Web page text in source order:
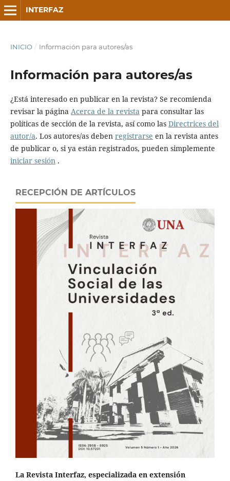
INTERFAZ
INICIO / Información para autores/as
Información para autores/as
¿Está interesado en publicar en la revista? Se recomienda
revisar la página Acerca de la revistapara consultar las
políticas de sección de la revista, así como las Directrices del
autor/a. Los autores/as deben registrarse en la revista antes
de publicar o, si ya están registrados, pueden simplemente
iniciar sesión.
RECEPCIÓN DE ARTÍCULOS
La Revista Interfaz, especializada en extensión